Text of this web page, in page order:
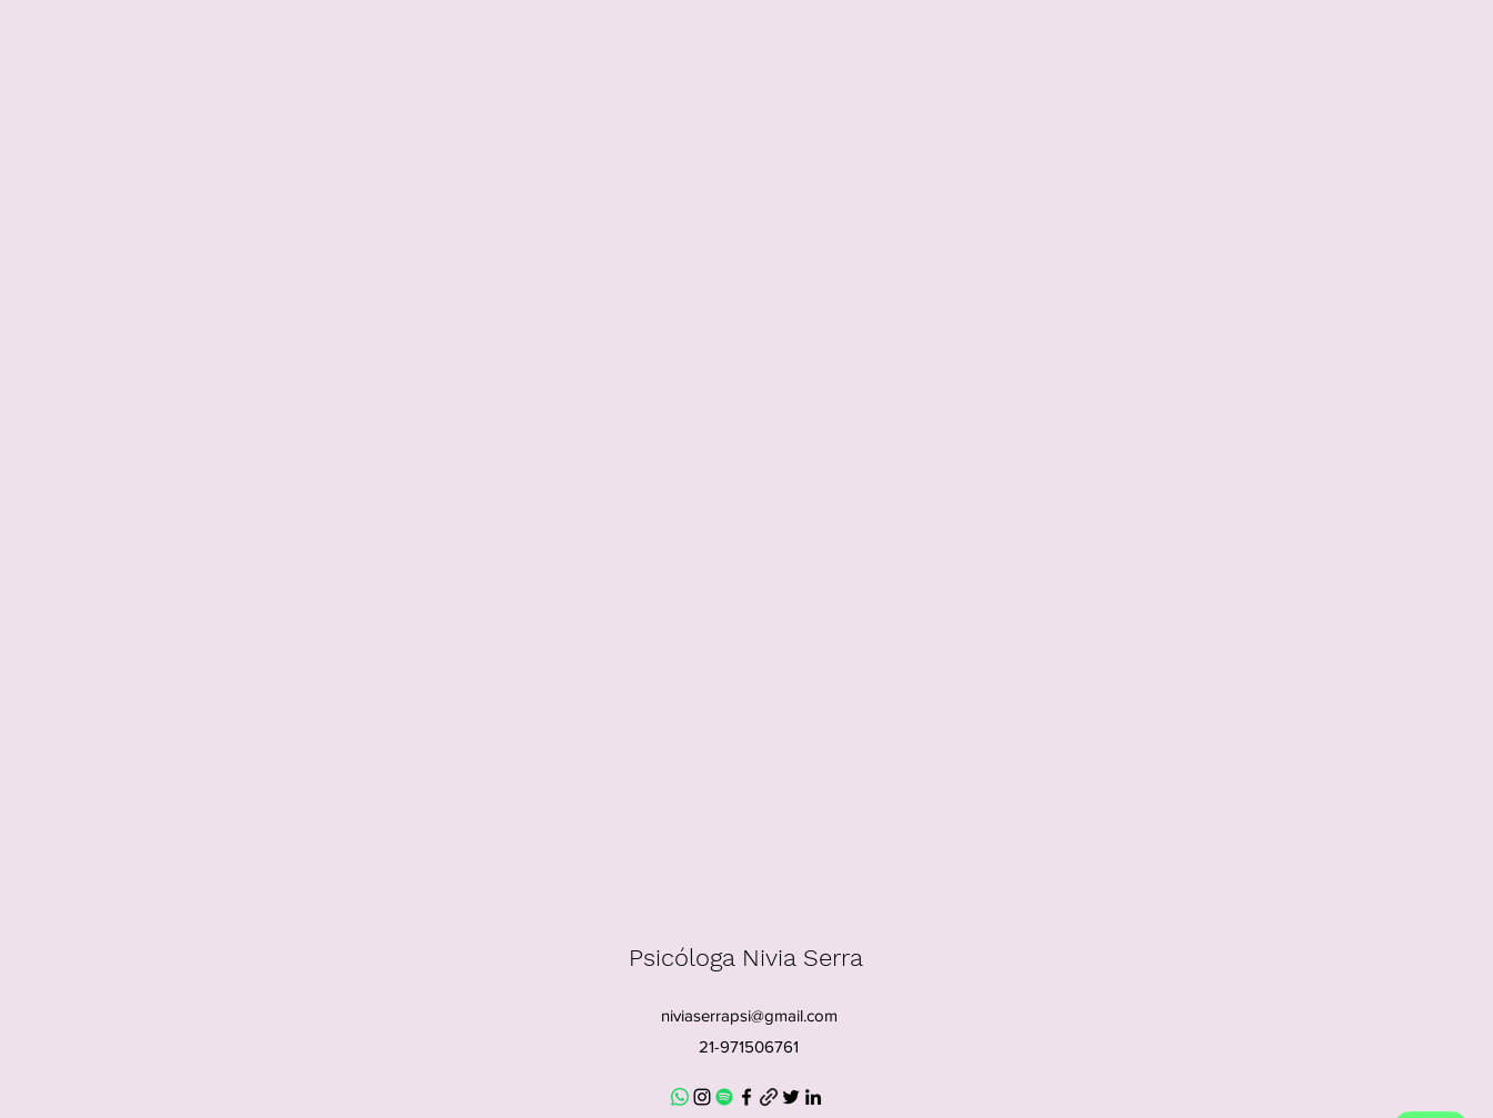
Psicóloga Nivia Serra
niviaserrapsi@gmail.com
21-971506761